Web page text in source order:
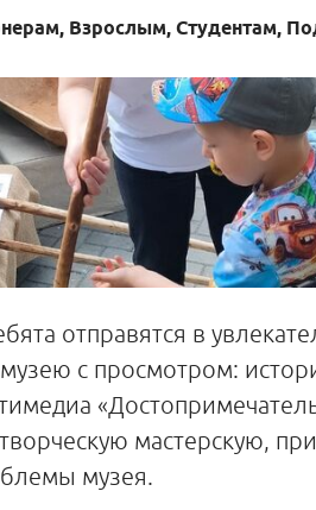
Взрослым, Студентам,
отправятся в
с просмотром:
мастерскую,
музея.